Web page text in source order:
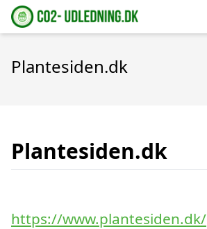
Plantesiden.dk
Plantesiden.dk
https://www.plantesiden.dk/